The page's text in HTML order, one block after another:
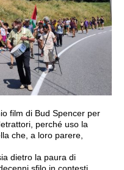
film di Bud Spencer per
perché uso la
che, a loro parere,
dietro la paura di